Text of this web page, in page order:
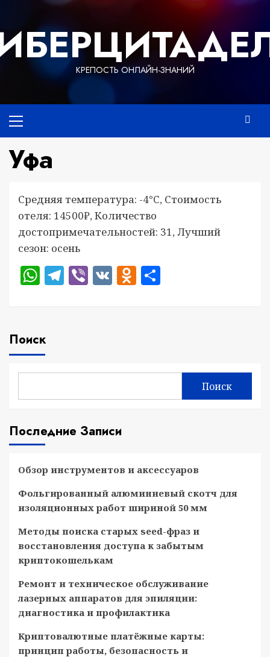
содержимому
КРЕПОСТЬ ОНЛАЙН-ЗНАНИЙ
меню
Уфа
Средняя температура: -4°C, Стоимость
отеля: 14500₽, Количество
достопримечательностей: 31, Лучший
сезон: осень
WhatsApp
Telegram
Viber
VKOdnoklassniki
Поиск
Поиск
Последние Записи
Обзор инструментов и аксессуаров
Фольгированный алюминиевый скотч для
изоляционных работ шириной 50 мм
Методы поиска старых seed-фраз и
восстановления доступа к забытым
криптокошелькам
Ремонт и техническое обслуживание
лазерных аппаратов для эпиляции:
диагностика и профилактика
Криптовалютные платёжные карты:
принцип работы, безопасность и